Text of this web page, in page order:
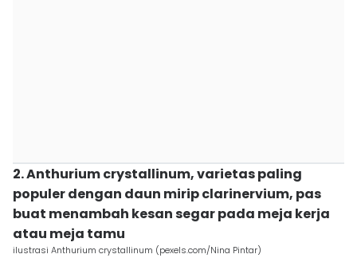
2. Anthurium crystallinum, varietas paling
populer dengan daun mirip clarinervium, pas
buat menambah kesan segar pada meja kerja
atau meja tamu
ilustrasi Anthurium crystallinum (pexels.com/Nina Pintar)